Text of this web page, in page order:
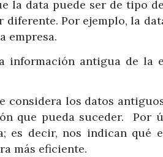
la data puede ser de tipo
diferente. Por ejemplo, la
empresa.
información antigua de la
considera los datos
que pueda suceder. Por
es decir, nos indican qué
más eficiente.